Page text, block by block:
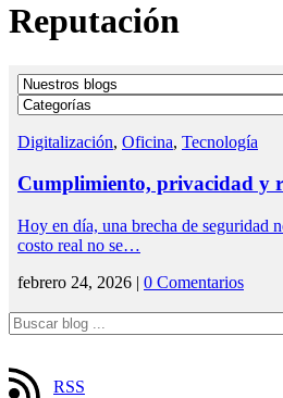
Reputación
Digitalización, Oficina, Tecnología
Cumplimiento, privacidad y
Hoy en día, una brecha de seguridad
costo real no se…
febrero 24, 2026 | 0 Comentarios
RSS